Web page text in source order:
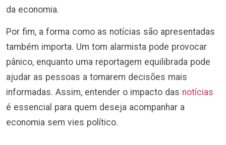
da economia.
Por fim, a forma como as notícias são apresentadas
também importa. Um tom alarmista pode provocar
pânico, enquanto uma reportagem equilibrada pode
ajudar as pessoas a tomarem decisões mais
informadas. Assim, entender o impacto das notícias
é essencial para quem deseja acompanhar a
economia sem vies político.